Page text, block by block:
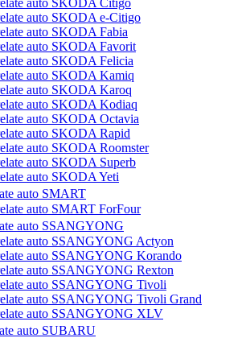
auto SKODA Citigo
auto SKODA e-Citigo
auto SKODA Fabia
auto SKODA Favorit
auto SKODA Felicia
auto SKODA Kamiq
auto SKODA Karoq
auto SKODA Kodiaq
auto SKODA Octavia
auto SKODA Rapid
auto SKODA Roomster
auto SKODA Superb
auto SKODA Yeti
auto SMART
auto SMART ForFour
auto SSANGYONG
auto SSANGYONG Actyon
auto SSANGYONG Korando
auto SSANGYONG Rexton
auto SSANGYONG Tivoli
auto SSANGYONG Tivoli Grand
auto SSANGYONG XLV
auto SUBARU